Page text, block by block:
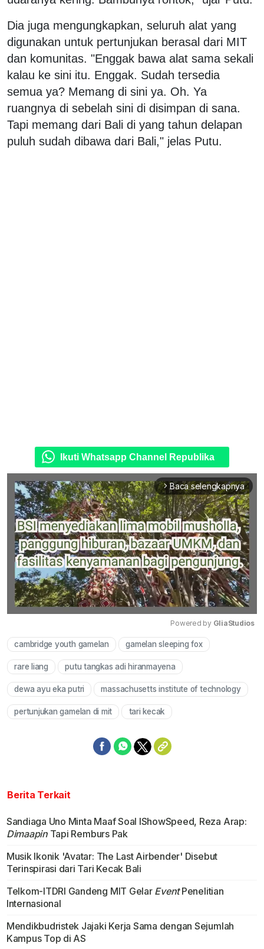
Dia juga mengungkapkan, seluruh alat yang
digunakan untuk pertunjukan berasal dari MIT
dan komunitas. "Enggak bawa alat sama sekali
kalau ke sini itu. Enggak. Sudah tersedia
semua ya? Memang di sini ya. Oh. Ya
ruangnya di sebelah sini di disimpan di sana.
Tapi memang dari Bali di yang tahun delapan
puluh sudah dibawa dari Bali," jelas Putu.
Ikuti Whatsapp Channel Republika
arrow_forward_ios Baca selengkapnya
Powered by GliaStudios
cambridge youth gamelan gamelan sleeping fox
rare liang putu tangkas adi hiranmayena
dewa ayu eka putri massachusetts institute of technology
pertunjukan gamelan di mit tari kecak
Berita Terkait
Sandiaga Uno Minta Maaf Soal IShowSpeed, Reza Arap:
DimaapinTapi Remburs Pak
Musik Ikonik 'Avatar: The Last Airbender' Disebut
Terinspirasi dari Tari Kecak Bali
Telkom-ITDRI Gandeng MIT Gelar EventPenelitian
Internasional
Mendikbudristek Jajaki Kerja Sama dengan Sejumlah
Kampus Top di AS